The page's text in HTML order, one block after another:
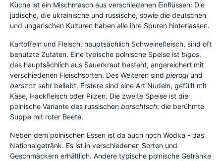
Küche ist ein Mischmasch aus verschiedenen Einflüssen: Die
jüdische, die ukrainische und russische, sowie die deutschen
und ungarischen Kulturen haben alle ihre Spuren hinterlassen.
Kartoffeln und Fleisch, hauptsächlich Schweinefleisch, sind oft
benutzte Zutaten. Eine typische polnische Speise ist bigos,
das hauptsächlich aus Sauerkraut besteht, angereichert mit
verschiedenen Fleischsorten. Des Weiteren sind pierogi und
barszcz sehr beliebt. Erstere sind eine Art Nudeln, gefüllt mit
Käse, Hackfleisch oder Pilzen. Die zweite Speise ist die
polnische Variante des russischen borschtsch: die berühmte
Suppe mit roter Beete.
Neben dem polnischen Essen ist da auch noch Wodka - das
Nationalgetränk. Es ist in verschiedenen Sorten und
Geschmäckern erhältlich. Andere typische polnische Getränke